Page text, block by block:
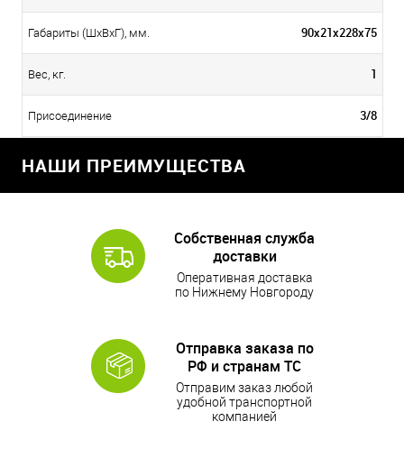
Габариты (ШхВхГ), мм. 90х21х228х75
Вес, кг. 1
Присоединение 3/8
НАШИ ПРЕИМУЩЕСТВА
Собственная служба
доставки
Оперативная доставка
по Нижнему Новгороду
Отправка заказа по
РФ и странам ТС
Отправим заказ любой
удобной транспортной
компанией